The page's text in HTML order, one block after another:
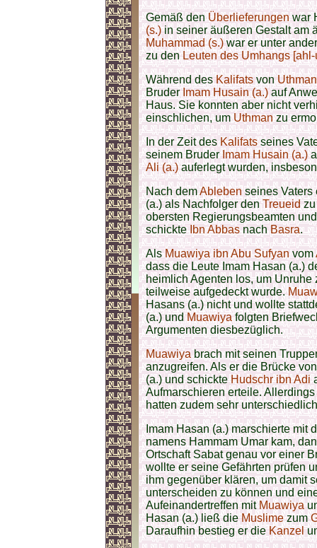
Gemäß denÜberlieferungenwar
(s.)in seiner äußeren Gestalt am
Muhammad (s.)war er unter
zu denLeuten des Umhangs
Während desKalifatsvon
BruderImam Husain (a.)auf
Haus. Sie konnten aber nicht
einschlichen, umUthmanzu
In der Zeit desKalifatsseines
seinem BruderImam Husain (a.)
Ali (a.)auferlegt wurden,
Nach demAblebenseines Vaters
(a.) als Nachfolger denTreueidzu
obersten Regierungsbeamten
schickteIbn AbbasnachBasra.
AlsMuawiya ibn Abu Sufyanvom
dass die Leute Imam Hasan (a.)
heimlich Agenten los, um
teilweise aufgedeckt wurde.
Hasans (a.) nicht und wollte
(a.) undMuawiyafolgten
Argumenten diesbezüglich.
Muawiyabrach mit seinen
anzugreifen. Als er die Brücke
(a.) und schickteHudschr ibn Adi
Aufmarschieren erteile.
hatten zudem sehr
Imam Hasan (a.) marschierte mit
namens Hammam Umar kam,
Ortschaft Sabat genau vor einer
wollte er seine Gefährten prüfen
ihm gegenüber klären, um damit
unterscheiden zu können und
Aufeinandertreffen mitMuawiya
Hasan (a.) ließ dieMuslimezum
Daraufhin bestieg er dieKanzel